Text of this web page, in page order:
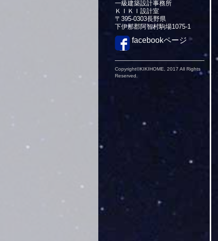
一級建築設計事務所
ＫＩＫＩ設計室
〒395-0303長野県
下伊那郡阿智村駒場1075-1
facebookページ
Copyright©KIKIHOME, 2017 All Rights
Reserved.